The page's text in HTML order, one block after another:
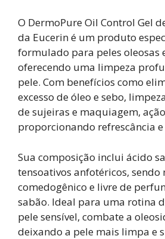
O DermoPure Oil Control Gel
da Eucerin é um produto
formulado para peles oleosas
oferecendo uma limpeza
pele. Com benefícios como
excesso de óleo e sebo,
de sujeiras e maquiagem,
proporcionando refrescância e
Sua composição inclui ácido
tensoativos anfotéricos, sendo
comedogênico e livre de
sabão. Ideal para uma rotina
pele sensível, combate a
deixando a pele mais limpa e